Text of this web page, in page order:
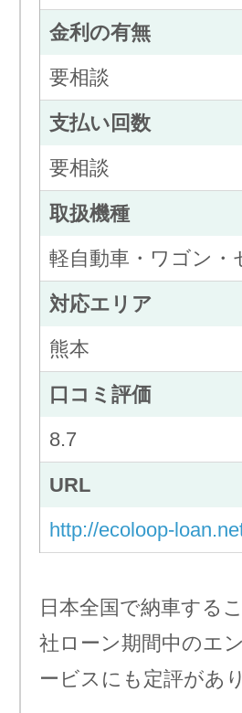
金利の有無
要相談
支払い回数
要相談
取扱機種
軽自動車・ワゴン・
対応エリア
熊本
口コミ評価
8.7
URL
http://ecoloop-
日本全国で納車する
社ローン期間中のエ
ービスにも定評があ